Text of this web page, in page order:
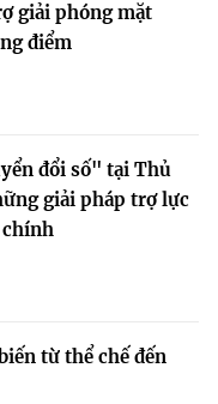
giải phóng mặt
điểm
đổi số" tại Thủ
giải pháp trợ lực
chính
từ thể chế đến